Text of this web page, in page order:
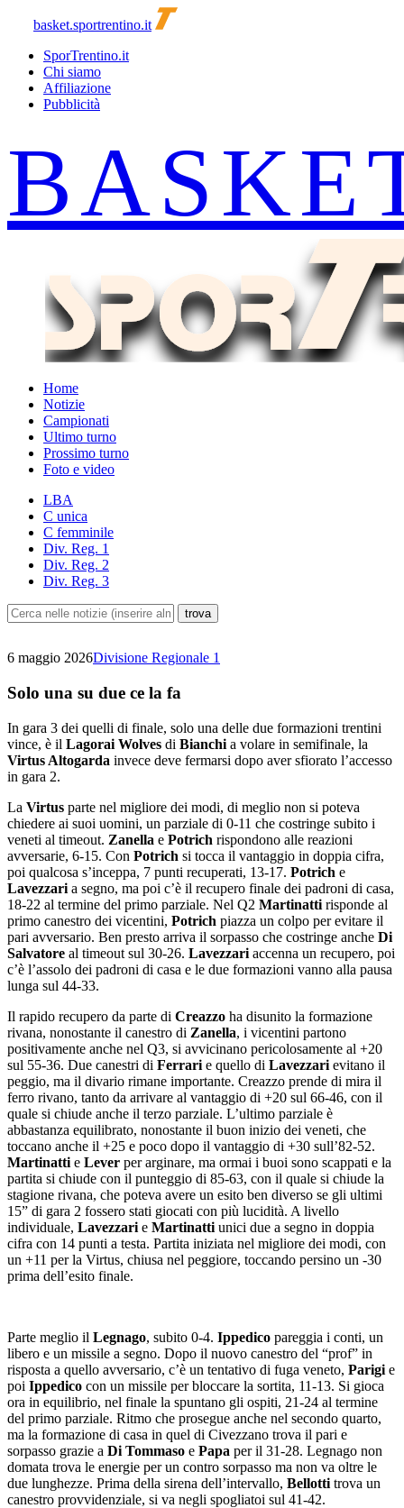
basket.sportrentino.it
SporTrentino.it
Chi siamo
Affiliazione
Pubblicità
Home
Notizie
Campionati
Ultimo turno
Prossimo turno
Foto e video
LBA
C unica
C femminile
Div. Reg. 1
Div. Reg. 2
Div. Reg. 3
6 maggio 2026Divisione Regionale 1
Solo una su due ce la fa
In gara 3 dei quelli di finale, solo una delle due formazioni trentini
vince, è il Lagorai Wolves di Bianchi a volare in semifinale, la
Virtus Altogarda invece deve fermarsi dopo aver sfiorato l’accesso
in gara 2.
La Virtus parte nel migliore dei modi, di meglio non si poteva
chiedere ai suoi uomini, un parziale di 0-11 che costringe subito i
veneti al timeout. Zanella e Potrich rispondono alle reazioni
avversarie, 6-15. Con Potrich si tocca il vantaggio in doppia cifra,
poi qualcosa s’inceppa, 7 punti recuperati, 13-17. Potrich e
Lavezzari a segno, ma poi c’è il recupero finale dei padroni di casa,
18-22 al termine del primo parziale. Nel Q2 Martinatti risponde al
primo canestro dei vicentini, Potrich piazza un colpo per evitare il
pari avversario. Ben presto arriva il sorpasso che costringe anche Di
Salvatore al timeout sul 30-26. Lavezzari accenna un recupero, poi
c’è l’assolo dei padroni di casa e le due formazioni vanno alla pausa
lunga sul 44-33.
Il rapido recupero da parte di Creazzo ha disunito la formazione
rivana, nonostante il canestro di Zanella, i vicentini partono
positivamente anche nel Q3, si avvicinano pericolosamente al +20
sul 55-36. Due canestri di Ferrari e quello di Lavezzari evitano il
peggio, ma il divario rimane importante. Creazzo prende di mira il
ferro rivano, tanto da arrivare al vantaggio di +20 sul 66-46, con il
quale si chiude anche il terzo parziale. L’ultimo parziale è
abbastanza equilibrato, nonostante il buon inizio dei veneti, che
toccano anche il +25 e poco dopo il vantaggio di +30 sull’82-52.
Martinatti e Lever per arginare, ma ormai i buoi sono scappati e la
partita si chiude con il punteggio di 85-63, con il quale si chiude la
stagione rivana, che poteva avere un esito ben diverso se gli ultimi
15” di gara 2 fossero stati giocati con più lucidità. A livello
individuale, Lavezzari e Martinatti unici due a segno in doppia
cifra con 14 punti a testa. Partita iniziata nel migliore dei modi, con
un +11 per la Virtus, chiusa nel peggiore, toccando persino un -30
prima dell’esito finale.
Parte meglio il Legnago, subito 0-4. Ippedico pareggia i conti, un
libero e un missile a segno. Dopo il nuovo canestro del “prof” in
risposta a quello avversario, c’è un tentativo di fuga veneto, Parigi e
poi Ippedico con un missile per bloccare la sortita, 11-13. Si gioca
ora in equilibrio, nel finale la spuntano gli ospiti, 21-24 al termine
del primo parziale. Ritmo che prosegue anche nel secondo quarto,
ma la formazione di casa in quel di Civezzano trova il pari e
sorpasso grazie a Di Tommaso e Papa per il 31-28. Legnago non
domata trova le energie per un contro sorpasso ma non va oltre le
due lunghezze. Prima della sirena dell’intervallo, Bellotti trova un
canestro provvidenziale, si va negli spogliatoi sul 41-42.